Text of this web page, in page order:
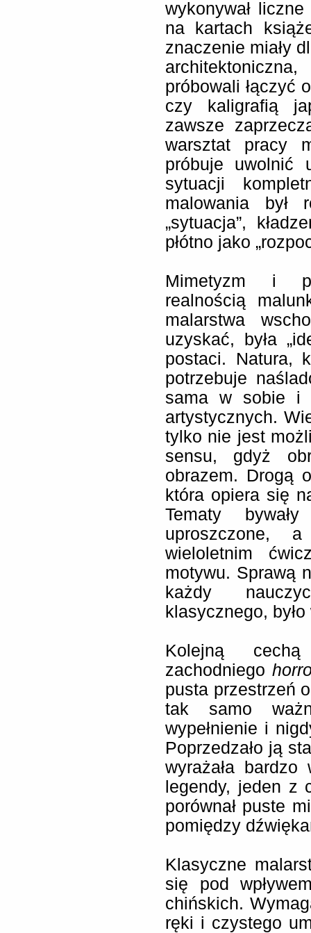
wykonywał
na kartach
znaczenie miały
próbowali łączyć
czy kaligrafią
zawsze
warsztat pracy
próbuje uwolnić
sytuacji
malowania był
„sytuacja”,
płótno jako
Mimetyzm i
realnością
malarstwa
uzyskać, była
postaci. Natura,
potrzebuje
sama w sobie i
artystycznych.
tylko nie jest
sensu, gdyż
obrazem. Drogą
która opiera się
Tematy
uproszczone,
wieloletnim
motywu. Sprawą
każdy
klasycznego,
Kolejną
zachodniego
pusta przestrzeń
tak samo
wypełnienie i
Poprzedzało ją
wyrażała
legendy, jeden z
porównał puste
pomiędzy
Klasyczne
się pod
chińskich.
ręki i czystego